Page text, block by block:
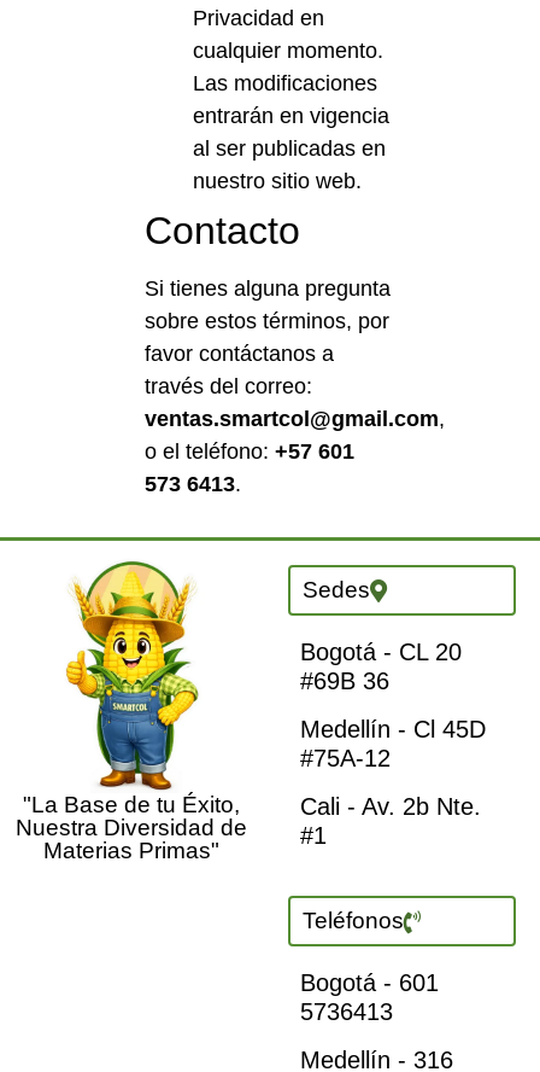
Privacidad en
cualquier momento.
Las modificaciones
entrarán en vigencia
al ser publicadas en
nuestro sitio web.
Contacto
Si tienes alguna pregunta
sobre estos términos, por
favor contáctanos a
través del correo:
ventas.smartcol@gmail.com,
o el teléfono: +57 601
573 6413.
"La Base de tu Éxito,
Nuestra Diversidad de
Materias Primas"
Sedes
Bogotá - CL 20
#69B 36
Medellín - Cl 45D
#75A-12
Cali - Av. 2b Nte.
#1
Teléfonos
Bogotá - 601
5736413
Medellín - 316